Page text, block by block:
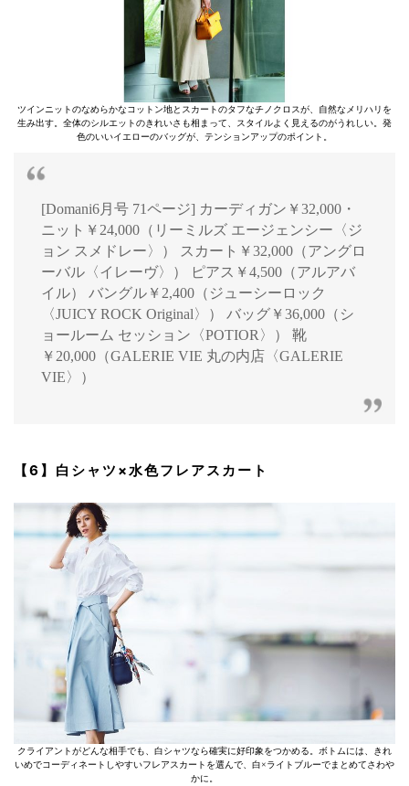
ツインニットのなめらかなコットン地とスカートのタフなチノクロスが、自然なメリハリを
生み出す。全体のシルエットのきれいさも相まって、スタイルよく見えるのがうれしい。発
色のいいイエローのバッグが、テンションアップのポイント。
[Domani6月号 71ページ] カーディガン￥32,000・
ニット￥24,000（リーミルズ エージェンシー〈ジ
ョン スメドレー〉） スカート￥32,000（アングロ
ーバル〈イレーヴ〉） ピアス￥4,500（アルアバ
イル） バングル￥2,400（ジューシーロック
〈JUICY ROCK Original〉） バッグ￥36,000（シ
ョールーム セッション〈POTIOR〉） 靴
￥20,000（GALERIE VIE 丸の内店〈GALERIE
VIE〉）
【6】白シャツ×水色フレアスカート
クライアントがどんな相手でも、白シャツなら確実に好印象をつかめる。ボトムには、きれ
いめでコーディネートしやすいフレアスカートを選んで、白×ライトブルーでまとめてさわや
かに。